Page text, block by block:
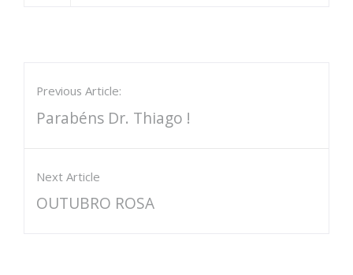
Previous Article:
Parabéns Dr. Thiago !
Next Article
OUTUBRO ROSA